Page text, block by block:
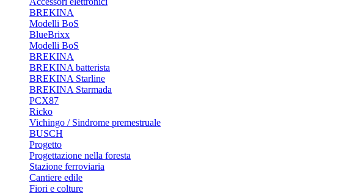
BREKINA
Modelli BoS
BlueBrixx
Modelli BoS
BREKINA
BREKINA batterista
BREKINA Starline
BREKINA Starmada
PCX87
Ricko
Vichingo / Sindrome premestruale
BUSCH
Progetto
Progettazione nella foresta
Stazione ferroviaria
Cantiere edile
Fiori e colture